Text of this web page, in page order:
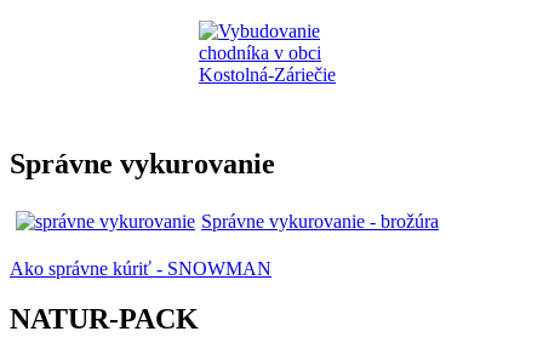
Správne vykurovanie
Správne vykurovanie - brožúra
Ako správne kúriť - SNOWMAN
NATUR-PACK